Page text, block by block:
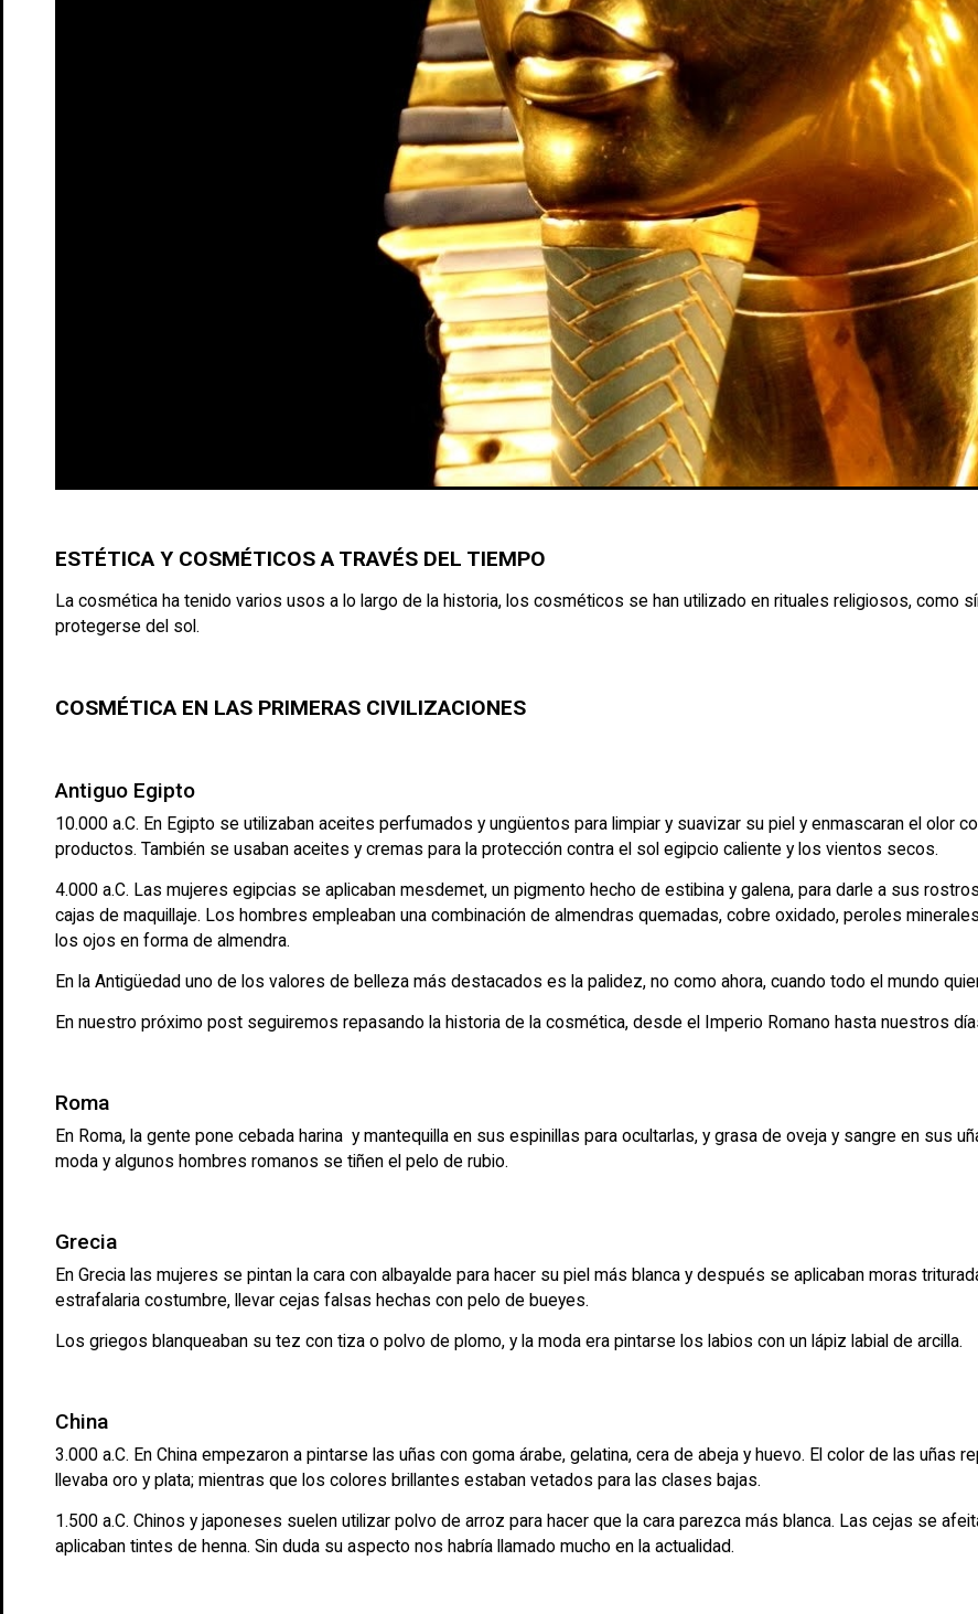
ESTÉTICA Y COSMÉTICOS A TRAVÉS DEL TIEMPO
La cosmética ha tenido varios usos a lo largo de la historia, los cosméticos se han utilizado en rituales religiosos,
protegerse del sol.
COSMÉTICA EN LAS PRIMERAS CIVILIZACIONES
Antiguo Egipto
10.000 a.C. En Egipto se utilizaban aceites perfumados y ungüentos para limpiar y suavizar su piel y enmascaran el olor
productos. También se usaban aceites y cremas para la protección contra el sol egipcio caliente y los vientos secos.
4.000 a.C. Las mujeres egipcias se aplicaban mesdemet, un pigmento hecho de estibina y galena, para darle a sus
cajas de maquillaje. Los hombres empleaban una combinación de almendras quemadas, cobre oxidado, peroles
los ojos en forma de almendra.
En la Antigüedad uno de los valores de belleza más destacados es la palidez, no como ahora, cuando todo el mundo
En nuestro próximo post seguiremos repasando la historia de la cosmética, desde el Imperio Romano hasta nuestros
Roma
En Roma, la gente pone cebada harina y mantequilla en sus espinillas para ocultarlas, y grasa de oveja y sangre en sus
moda y algunos hombres romanos se tiñen el pelo de rubio.
Grecia
En Grecia las mujeres se pintan la cara con albayalde para hacer su piel más blanca y después se aplicaban moras
estrafalaria costumbre, llevar cejas falsas hechas con pelo de bueyes.
Los griegos blanqueaban su tez con tiza o polvo de plomo, y la moda era pintarse los labios con un lápiz labial de arcilla.
China
3.000 a.C. En China empezaron a pintarse las uñas con goma árabe, gelatina, cera de abeja y huevo. El color de las uñas
llevaba oro y plata; mientras que los colores brillantes estaban vetados para las clases bajas.
1.500 a.C. Chinos y japoneses suelen utilizar polvo de arroz para hacer que la cara parezca más blanca. Las cejas se
aplicaban tintes de henna. Sin duda su aspecto nos habría llamado mucho en la actualidad.